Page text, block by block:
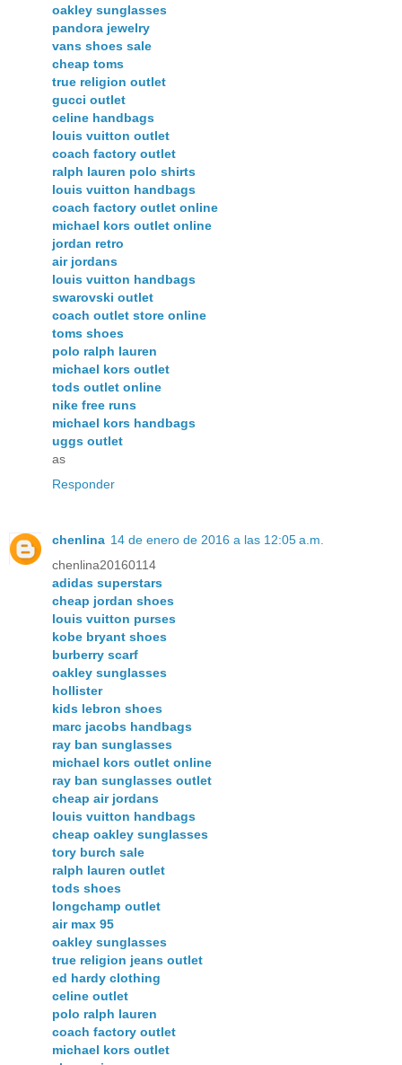
oakley sunglasses
pandora jewelry
vans shoes sale
cheap toms
true religion outlet
gucci outlet
celine handbags
louis vuitton outlet
coach factory outlet
ralph lauren polo shirts
louis vuitton handbags
coach factory outlet online
michael kors outlet online
jordan retro
air jordans
louis vuitton handbags
swarovski outlet
coach outlet store online
toms shoes
polo ralph lauren
michael kors outlet
tods outlet online
nike free runs
michael kors handbags
uggs outlet
as
Responder
chenlina 14 de enero de 2016 a las 12:05 a.m.
chenlina20160114
adidas superstars
cheap jordan shoes
louis vuitton purses
kobe bryant shoes
burberry scarf
oakley sunglasses
hollister
kids lebron shoes
marc jacobs handbags
ray ban sunglasses
michael kors outlet online
ray ban sunglasses outlet
cheap air jordans
louis vuitton handbags
cheap oakley sunglasses
tory burch sale
ralph lauren outlet
tods shoes
longchamp outlet
air max 95
oakley sunglasses
true religion jeans outlet
ed hardy clothing
celine outlet
polo ralph lauren
coach factory outlet
michael kors outlet